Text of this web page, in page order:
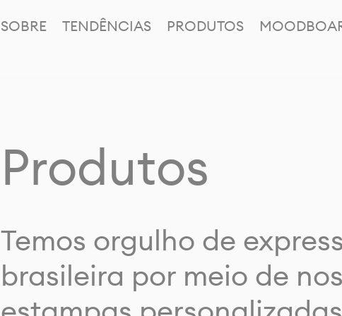
SOBRE TENDÊNCIAS PRODUTOS
Produtos
Temos orgulho de
brasileira por meio de